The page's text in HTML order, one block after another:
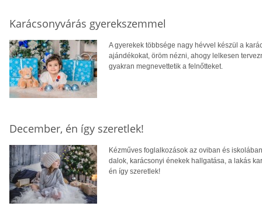
Karácsonyvárás gyerekszemmel
A gyerekek többsége nagy hévvel készül a
ajándékokat, öröm nézni, ahogy lelkesen
gyakran megnevettetik a felnőtteket.
December, én így szeretlek!
Kézműves foglalkozások az oviban és
dalok, karácsonyi énekek hallgatása, a lakás
én így szeretlek!